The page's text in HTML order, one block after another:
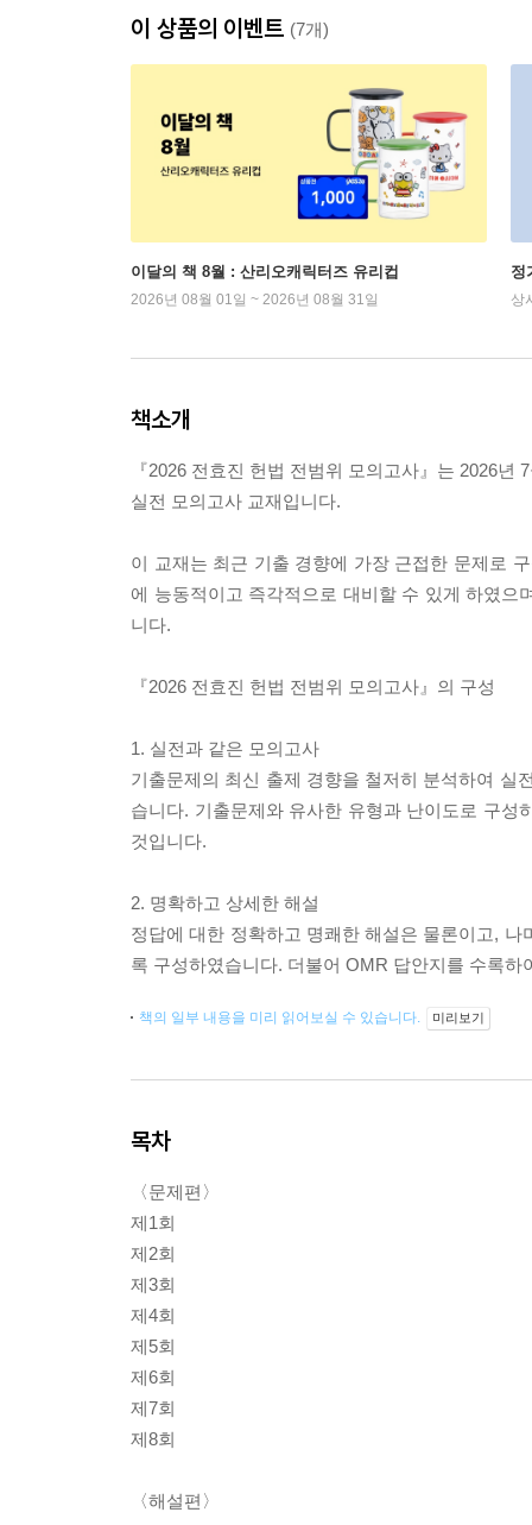
이 상품의 이벤트 (7개)
이달의 책 8월 : 산리오캐릭터즈 유리컵
2026년 08월 01일 ~ 2026년 08월 31일
정
상
책소개
『2026 전효진 헌법 전범위 모의고사』는 2026
실전 모의고사 교재입니다.
이 교재는 최근 기출 경향에 가장 근접한 문제로
에 능동적이고 즉각적으로 대비할 수 있게 하였으
니다.
『2026 전효진 헌법 전범위 모의고사』의 구성
1. 실전과 같은 모의고사
기출문제의 최신 출제 경향을 철저히 분석하여 실
습니다. 기출문제와 유사한 유형과 난이도로 구
것입니다.
2. 명확하고 상세한 해설
정답에 대한 정확하고 명쾌한 해설은 물론이고,
록 구성하였습니다. 더불어 OMR 답안지를 수록
책의 일부 내용을 미리 읽어보실 수 있습니다. 미리보기
목차
〈문제편〉
제1회
제2회
제3회
제4회
제5회
제6회
제7회
제8회
〈해설편〉